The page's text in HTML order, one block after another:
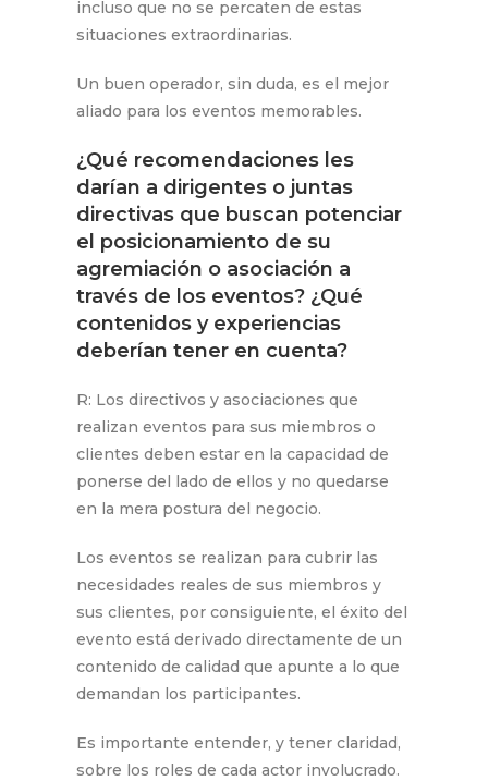
incluso que no se percaten de estas
situaciones extraordinarias.
Un buen operador, sin duda, es el mejor
aliado para los eventos memorables.
¿Qué recomendaciones les
darían a dirigentes o juntas
directivas que buscan potenciar
el posicionamiento de su
agremiación o asociación a
través de los eventos? ¿Qué
contenidos y experiencias
deberían tener en cuenta?
R: Los directivos y asociaciones que
realizan eventos para sus miembros o
clientes deben estar en la capacidad de
ponerse del lado de ellos y no quedarse
en la mera postura del negocio.
Los eventos se realizan para cubrir las
necesidades reales de sus miembros y
sus clientes, por consiguiente, el éxito del
evento está derivado directamente de un
contenido de calidad que apunte a lo que
demandan los participantes.
Es importante entender, y tener claridad,
sobre los roles de cada actor involucrado.